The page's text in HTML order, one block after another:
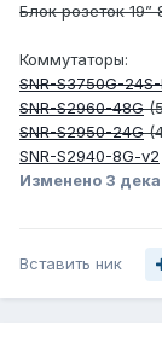
Блок розеток
Коммутаторы:
SNR-S3750G-24S-
SNR-S2960-48G
SNR-S2950-24G
SNR-S2940-8G-v2
Изменено 3
Вставить ник